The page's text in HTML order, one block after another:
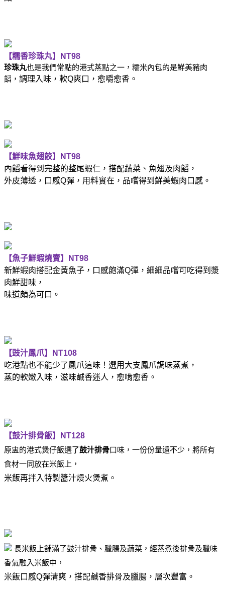
【糯香珍珠丸】
NT98
珍珠丸也是我們常點的港式蒸點之一，糯米內包的是鮮美豬肉
饀， 調理入味，軟Q爽口，愈嚼愈香。
【鮮味魚翅餃】
NT98
內饀看得到完整的整尾蝦仁，搭配蔬菜、魚翅及肉饀，
外皮薄透，口感Q彈，用料實在，品嚐得到鮮美蝦肉口感。
【魚子鮮蝦燒賣】
NT98
新鮮蝦肉搭配金黃魚子，口感飽滿Q彈，細細品嚐可吃得到漿
肉鮮甜味，
味道頗為可口。
【豉汁鳳爪】
NT108
吃港點也不能少了鳳爪這味！選用大支鳳爪調味蒸煮，
蒸的軟嫩入味，滋味鹹香迷人，愈啃愈香。
【鼓汁排骨飯】
NT128
原盅的港式煲仔飯選了鼓汁排骨口味，一份份量還不少， 將所有
食材一同放在米飯上，
米飯再拌入特製醬汁熳火煲煮。
長米飯上舖滿了鼓汁排骨 、臘腸及蔬菜，經蒸煮後排骨及臘味
香氣融入米飯中，
米飯口感Q彈清爽，搭配鹹香排骨及臘腸，層次豐富。